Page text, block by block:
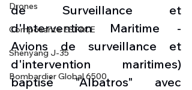
Drones
Composante ESPACE
Shenyang J-35
Bombardier Global 6500
de Surveillance et
d'Intervention Maritime -
Avions de surveillance et
d'intervention maritimes)
baptisé "Albatros" avec